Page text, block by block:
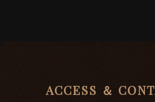
ACCESS ＆